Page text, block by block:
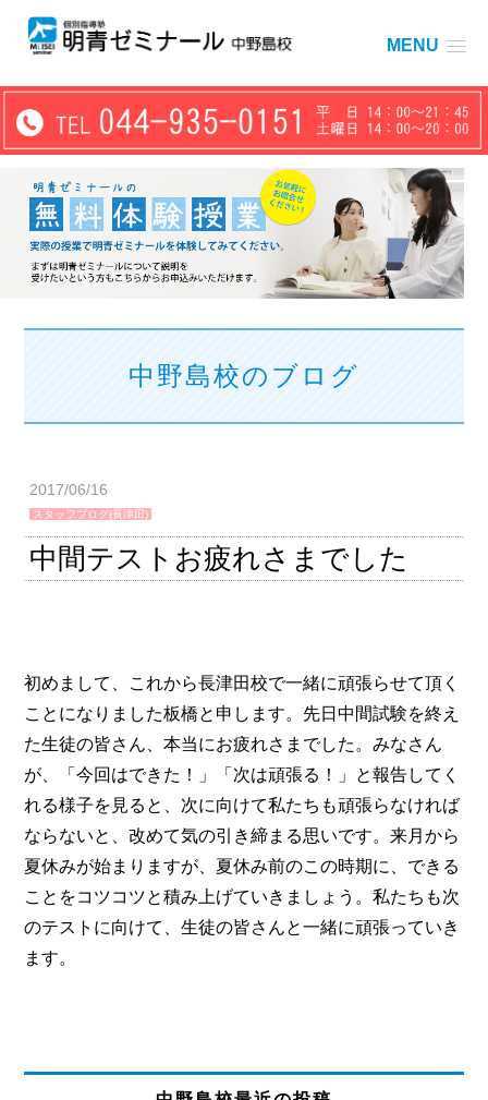
MENU
中野島校のブログ
2017/06/16
スタッフブログ(長津田)
中間テストお疲れさまでした
初めまして、これから長津田校で一緒に頑張らせて頂く
ことになりました板橋と申します。先日中間試験を終え
た生徒の皆さん、本当にお疲れさまでした。みなさん
が、「今回はできた！」「次は頑張る！」と報告してく
れる様子を見ると、次に向けて私たちも頑張らなければ
ならないと、改めて気の引き締まる思いです。来月から
夏休みが始まりますが、夏休み前のこの時期に、できる
ことをコツコツと積み上げていきましょう。私たちも次
のテストに向けて、生徒の皆さんと一緒に頑張っていき
ます。